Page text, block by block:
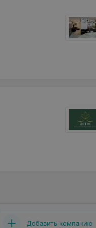
Добавить компанию